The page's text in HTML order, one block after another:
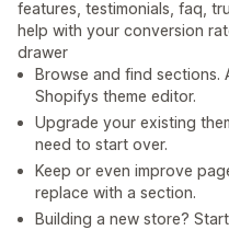
features, testimonials, faq,
help with your conversion
drawer
Browse and find sections.
Shopifys theme editor.
Upgrade your existing
need to start over.
Keep or even improve
replace with a section.
Building a new store?